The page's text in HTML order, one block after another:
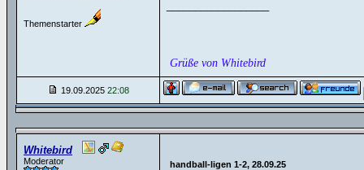
Themenstarter
Grüße von Whitebird
19.09.2025 22:08
Whitebird
Moderator handball-ligen 1-2, 28.09.25